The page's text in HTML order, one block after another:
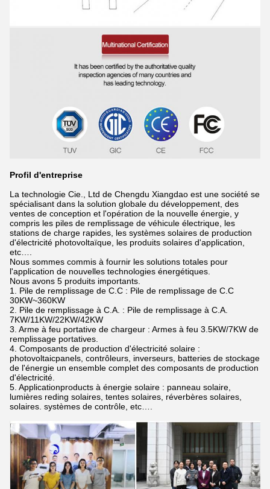
Profil d'entreprise
La technologie Cie., Ltd de Chengdu Xiangdao est une société se
spécialisant dans la solution globale du développement, des
ventes de conception et l'opération de la nouvelle énergie, y
compris les piles de remplissage de véhicule électrique, les
stations de charge rapides, les systèmes solaires de production
d'électricité photovoltaïque, les produits solaires d'application,
etc….
Nous sommes commis à fournir les solutions totales pour
l'application de nouvelles technologies énergétiques.
Nous avons 5 produits importants.
1. Pile de remplissage de C.C : Pile de remplissage de C.C
30KW~360KW
2. Pile de remplissage à C.A. : Pile de remplissage à C.A.
7KW/11KW/22KW/42KW
3. Arme à feu portative de chargeur : Armes à feu 3.5KW/7KW de
remplissage portatives.
4. Composants de production d'électricité solaire :
photovoltaicpanels, contrôleurs, inverseurs, batteries de stockage
de l'énergie un ensemble complet des composants de production
d'électricité.
5. Applicationproducts à énergie solaire : panneau solaire,
lumières reding solaires, tentes solaires, réverbères solaires,
solaires. systèmes de contrôle, etc….